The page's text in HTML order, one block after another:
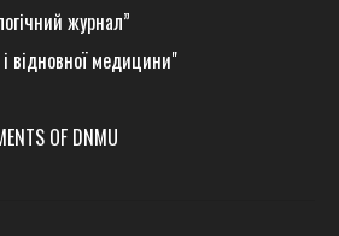
журнал”
відновної медицини"
OF DNMU